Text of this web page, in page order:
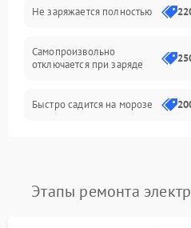
Не заряжается полностью
Самопроизвольно
отключается при заряде
Быстро садится на морозе
Этапы ремонта